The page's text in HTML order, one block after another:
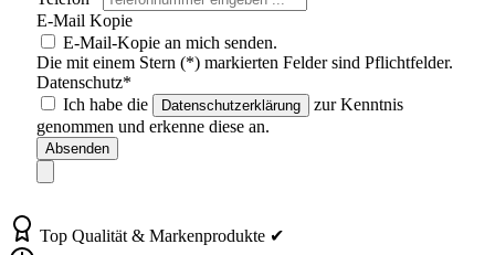
E-Mail Kopie
E-Mail-Kopie an mich senden.
Die mit einem Stern (*) markierten Felder sind Pflichtfelder.
Datenschutz*
Ich habe die
Datenschutzerklärung
zur Kenntnis
genommen und erkenne diese an.
Absenden
Top Qualität & Markenprodukte ✔